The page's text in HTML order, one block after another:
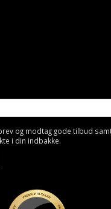
og modtag gode tilbud
i din indbakke.